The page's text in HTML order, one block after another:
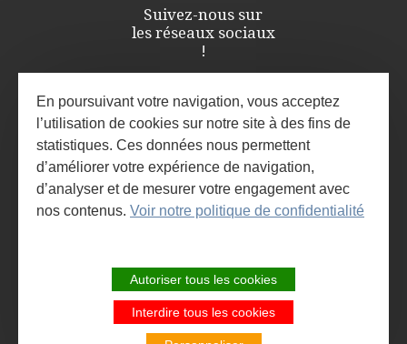
Suivez-nous sur
les réseaux sociaux
!
INSCRIVEZ-VOUS À LA NEWSLETTER
ET À L'AGENDA DES ANIMATIONS
SITE DE LA COMMUNAUTÉ DE
COMMUNES LARZAC ET VALLÉES
En poursuivant votre navigation, vous acceptez
l’utilisation de cookies sur notre site à des fins de
statistiques. Ces données nous permettent
d’améliorer votre expérience de navigation,
d’analyser et de mesurer votre engagement avec
nos contenus. Voir notre politique de confidentialité
Autoriser tous les cookies
Interdire tous les cookies